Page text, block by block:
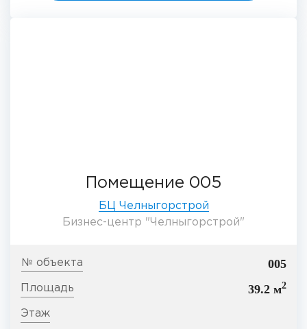
Помещение 005
БЦ Челныгорстрой
Бизнес-центр "Челныгорстрой"
005
39.2 м2